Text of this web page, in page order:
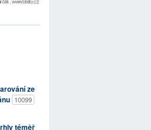
ze
10099
téměř